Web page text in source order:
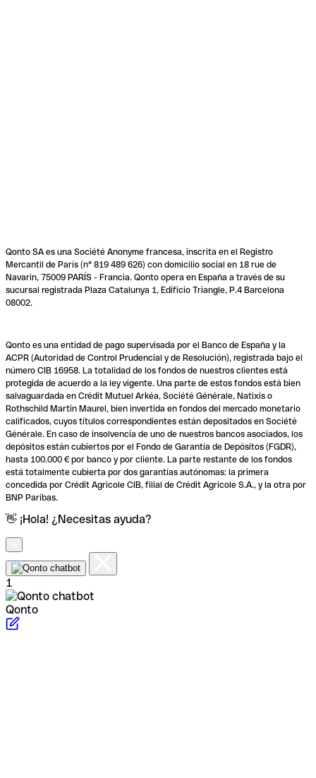
Qonto SA es una Société Anonyme francesa, inscrita en el Registro
Mercantil de París (n° 819 489 626) con domicilio social en 18 rue de
Navarin, 75009 PARÍS - Francia. Qonto opera en España a través de su
sucursal registrada Plaza Catalunya 1, Edificio Triangle, P.4 Barcelona
08002.
Qonto es una entidad de pago supervisada por el Banco de España y la
ACPR (Autoridad de Control Prudencial y de Resolución), registrada bajo el
número CIB 16958. La totalidad de los fondos de nuestros clientes está
protegida de acuerdo a la ley vigente. Una parte de estos fondos está bien
salvaguardada en Crédit Mutuel Arkéa, Société Générale, Natixis o
Rothschild Martin Maurel, bien invertida en fondos del mercado monetario
calificados, cuyos títulos correspondientes están depositados en Société
Générale. En caso de insolvencia de uno de nuestros bancos asociados, los
depósitos están cubiertos por el Fondo de Garantía de Depósitos (FGDR),
hasta 100.000 € por banco y por cliente. La parte restante de los fondos
está totalmente cubierta por dos garantías autónomas: la primera
concedida por Crédit Agricole CIB, filial de Crédit Agricole S.A., y la otra por
BNP Paribas.
👋 ¡Hola! ¿Necesitas ayuda?
1
Qonto